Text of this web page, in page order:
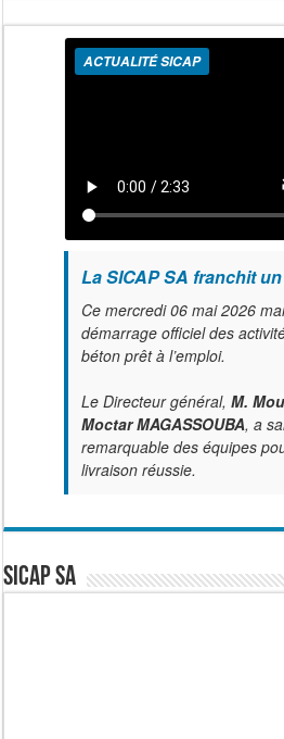
ACTUALITÉ SICAP
La SICAP SA franchit
Ce mercredi 06 mai 2026
démarrage officiel des
béton prêt à l’emploi.
Le Directeur général, M.
Moctar MAGASSOUBA, a
remarquable des équipes
livraison réussie.
SICAP SA